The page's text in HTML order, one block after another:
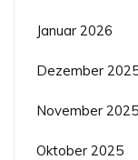
Januar 2026
Dezember
November 2025
Oktober 2025